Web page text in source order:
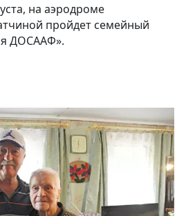
на аэродроме
пройдет семейный
ДОСААФ».